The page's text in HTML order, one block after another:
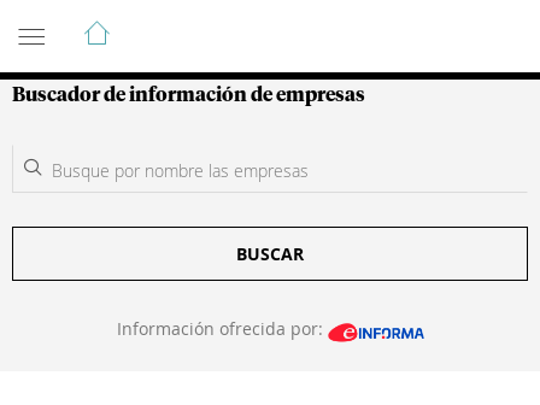
Guía de Empresas Colombianas
Buscador de información de empresas
BUSCAR
Información ofrecida por: